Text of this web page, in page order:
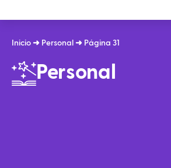
Inicio ➜ Personal ➜ Página 31
Personal